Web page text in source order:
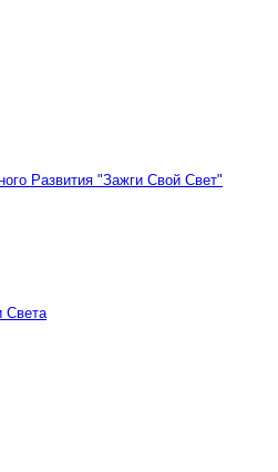
Развития "Зажги Свой Свет"
Света